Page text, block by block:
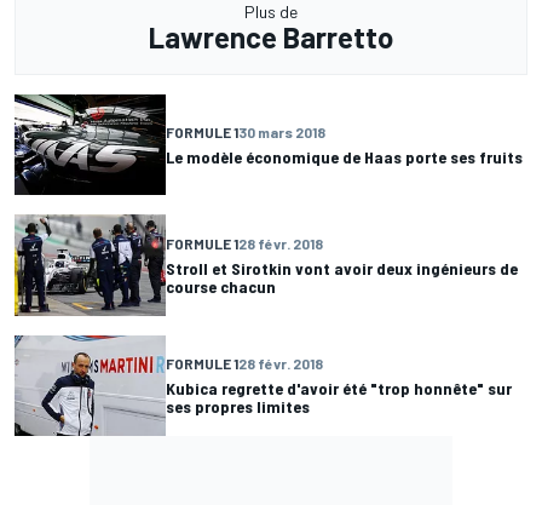
Plus de
Lawrence Barretto
FORMULE 130 mars 2018
Le modèle économique de Haas porte ses fruits
FORMULE 128 févr. 2018
Stroll et Sirotkin vont avoir deux ingénieurs de
course chacun
FORMULE 128 févr. 2018
Kubica regrette d'avoir été "trop honnête" sur
ses propres limites